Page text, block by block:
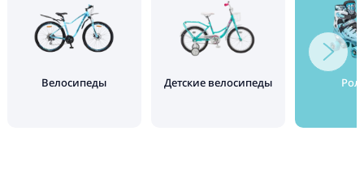
Велосипеды Детские велосипеды